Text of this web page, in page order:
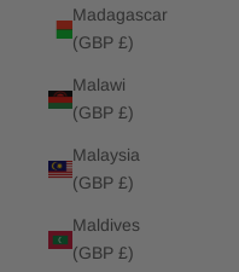
Madagascar
(GBP £)
Malawi
(GBP £)
Malaysia
(GBP £)
Maldives
(GBP £)